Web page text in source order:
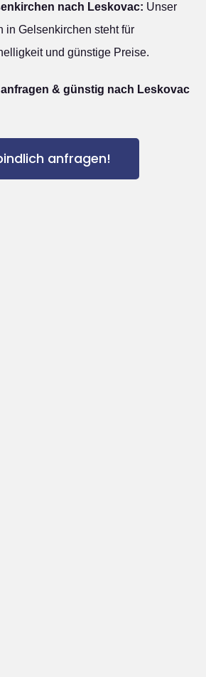
nach Leskovac: Unser
in Gelsenkirchen steht für
und günstige Preise.
& günstig nach Leskovac
anfragen!